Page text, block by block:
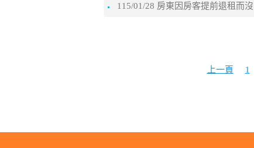
115/01/28 房東因房客提前退租而
上一頁 1